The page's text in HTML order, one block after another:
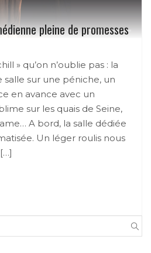
pleine de promesses
» qu’on n’oublie pas : la
sur une péniche, un
en avance avec un
sur les quais de Seine,
A bord, la salle dédiée
Un léger roulis nous